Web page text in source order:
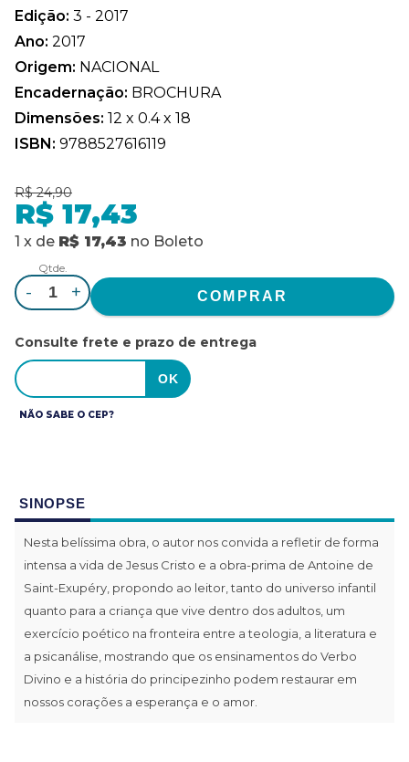
Edição: 3 - 2017
Ano: 2017
Origem: NACIONAL
Encadernação: BROCHURA
Dimensões: 12 x 0.4 x 18
ISBN: 9788527616119
R$ 24,90
R$ 17,43
1 x de R$ 17,43 no Boleto
Qtde.
- +
Consulte frete e prazo de entrega
NÃO SABE O CEP?
SINOPSE
Nesta belíssima obra, o autor nos convida a refletir de forma
intensa a vida de Jesus Cristo e a obra-prima de Antoine de
Saint-Exupéry, propondo ao leitor, tanto do universo infantil
quanto para a criança que vive dentro dos adultos, um
exercício poético na fronteira entre a teologia, a literatura e
a psicanálise, mostrando que os ensinamentos do Verbo
Divino e a história do principezinho podem restaurar em
nossos corações a esperança e o amor.